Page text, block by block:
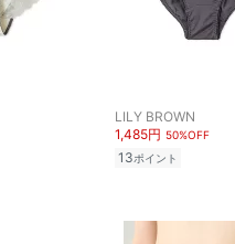
LILY BROWN
1,485円 50%OFF
13ポイント